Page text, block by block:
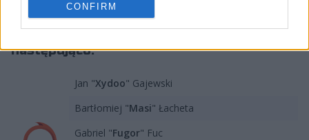
CONFIRM
Skład QMISTRY prezentował się
następująco:
Jan "Xydoo" Gajewski
Bartłomiej "Masi" Łacheta
Gabriel "Fugor" Fuc